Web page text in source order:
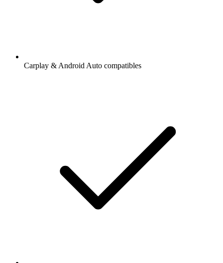
Carplay & Android Auto compatibles